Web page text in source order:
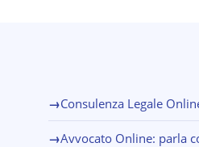
→Consulenza Legale
→Avvocato Online: parla